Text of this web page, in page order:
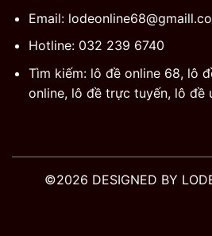
Email:
Hotline: 032 239 6740
Tìm kiếm: lô đề online 68, lô
online, lô đề trực tuyến, lô đề
©2026 DESIGNED BY